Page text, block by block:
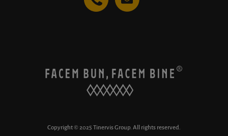
Copyright © 2025 Tinervis Group. All rights reserved.